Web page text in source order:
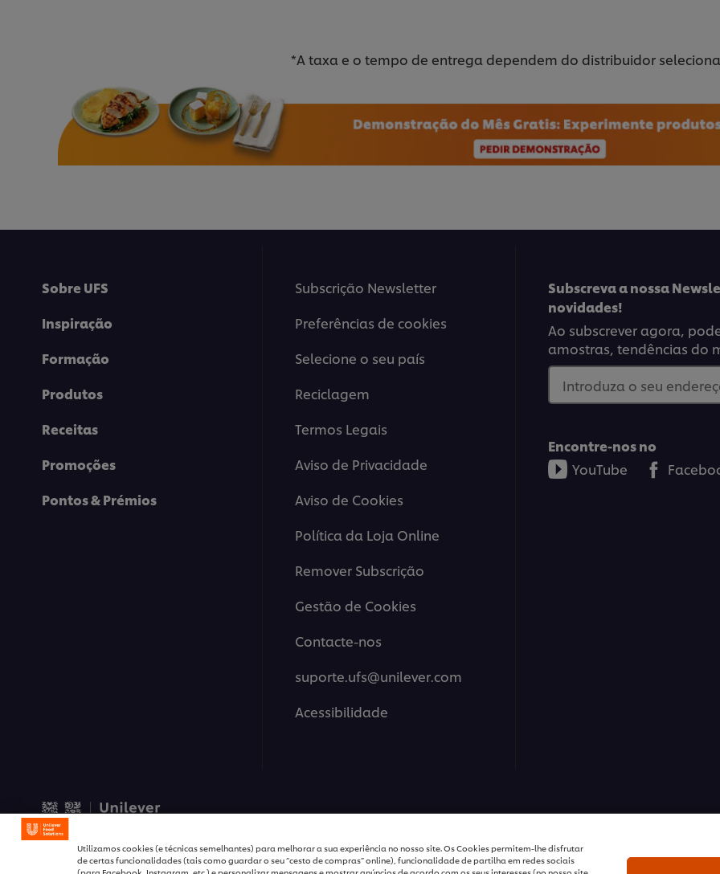
*A taxa e o tempo de entrega dependem do distribuidor
Sobre UFS
Inspiração
Formação
Produtos
Receitas
Promoções
Pontos & Prémios
Subscrição Newsletter
Preferências de cookies
Selecione o seu país
Reciclagem
Termos Legais
Aviso de Privacidade
Aviso de Cookies
Política da Loja Online
Remover Subscrição
Gestão de Cookies
Contacte-nos
suporte.ufs@unilever.com
Acessibilidade
Subscreva a nossa
novidades!
Ao subscrever agora,
amostras, tendências do
Introduza o seu
Encontre-nos no
YouTube
Utilizamos cookies (e técnicas semelhantes) para melhorar a sua experiência no nosso site. Os Cookies permitem-lhe disfrutar
de certas funcionalidades (tais como guardar o seu “cesto de compras” online), funcionalidade de partilha em redes sociais
(para Facebook, Instagram, etc.) e personalizar mensagens e mostrar anúncios de acordo com os seus interesses (no nosso site